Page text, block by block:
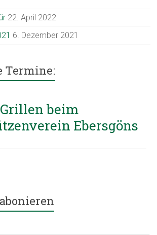
22. April 2022
6. Dezember 2021
Termine:
beim
Ebersgöns